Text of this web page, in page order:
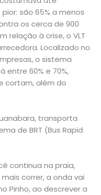
são 65% a menos
os cerca de 900
relação à crise, o VLT
Localizado no
o sistema
entre 60% e 70%,
cortam, além do
transporta
de BRT (Bus Rapid
continua na praia,
correr, a onda vai
Pinho, ao descrever a